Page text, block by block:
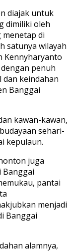
diajak untuk
dimiliki oleh
di
satunya wilayah
Kennyharyanto
penuh
keindahan
Banggai
kawan-kawan,
sehari-
kepulaun.
juga
Banggai
pantai
menjadi
Banggai
alamnya,